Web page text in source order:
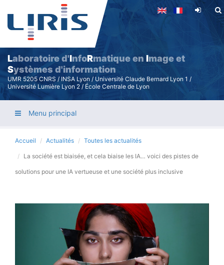
Aller
principal
Laboratoire d'InfoRmatique en Image et
Systèmes d'information
UMR 5205 CNRS / INSA Lyon / Université Claude Bernard Lyon 1 /
Université Lumière Lyon 2 / École Centrale de Lyon
Menu principal
Accueil Actualités Toutes les actualités
La société est biaisée, et cela biaise les IA… voici des pistes de
solutions pour une IA vertueuse et une société plus inclusive